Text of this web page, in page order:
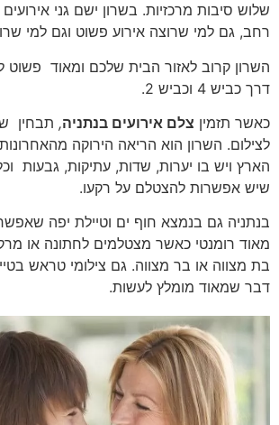
שלוש סיבות מרכזיות. בשרון ישם גני אירועים
רחב, גם למי שרוצה אירוע פשוט וגם למי
השרון קרוב לאזור הבית שלכם ומאוד פשוט
דרך כביש וכביש
כאשר תזמין צלם אירועים בנתניה, תבחין
לצילום. השרון הוא הריאה הירוקה מהאחרונות
הארץ ויש בו יערות, שדות, עתיקות, גבעות
שיש אפשרות להצטלם על רקעו.
בנתניה גם בנמצא חוף ים וטיילת יפה
מאוד רומנטי כאשר מצטלמים לחתונה או
בת מצווה או בר מצווה. גם צילומי טראש
דבר שמאוד מומלץ לעשות.